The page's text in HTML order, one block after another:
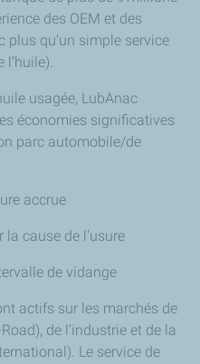
des OEM et des
plus qu’un simple service
l’huile).
usagée, LubAnac
économies significatives
parc automobile/de
accrue
la cause de l’usure
de vidange
actifs sur les marchés de
de l’industrie et de la
Le service de